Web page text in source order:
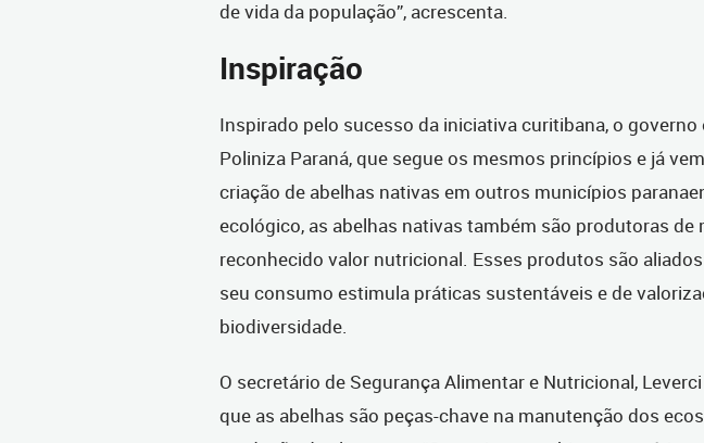
de vida da população”, acrescenta.
Inspiração
Inspirado pelo sucesso da iniciativa curitibana, o governo
Poliniza Paraná, que segue os mesmos princípios e já
criação de abelhas nativas em outros municípios
ecológico, as abelhas nativas também são produtoras de
reconhecido valor nutricional. Esses produtos são
seu consumo estimula práticas sustentáveis e de
biodiversidade.
O secretário de Segurança Alimentar e Nutricional,
que as abelhas são peças-chave na manutenção dos